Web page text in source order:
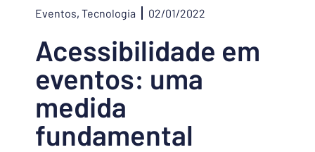
Eventos, Tecnologia 02/01/2022
Acessibilidade em
eventos: uma
medida
fundamental